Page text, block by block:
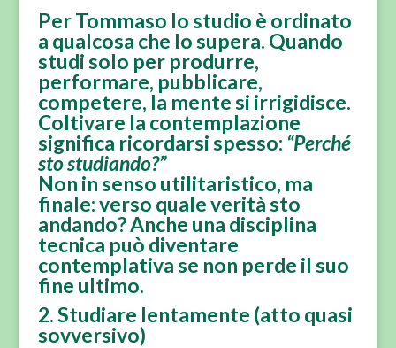
Per Tommaso lo studio è ordinato
a qualcosa che lo supera. Quando
studi solo per produrre,
performare, pubblicare,
competere, la mente si irrigidisce.
Coltivare la contemplazione
significa ricordarsi spesso: “Perché
sto studiando?”
Non in senso utilitaristico, ma
finale:verso quale verità sto
andando?Anche una disciplina
tecnica può diventare
contemplativa se non perde il suo
fine ultimo.
2. Studiare lentamente (atto quasi
sovversivo)